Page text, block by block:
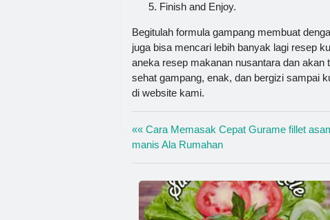
Finish and Enjoy.
Begitulah formula gampang membuat
juga bisa mencari lebih banyak lagi resep
aneka resep makanan nusantara dan
sehat gampang, enak, dan bergizi sampai
di website kami.
«« Cara Memasak Cepat Gurame fillet
manis Ala Rumahan